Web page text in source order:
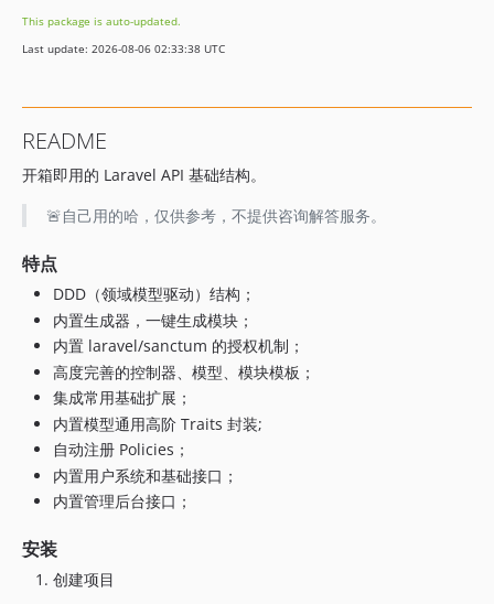
dev-dependabot/composer/laravel/tinker-2.9.0
dev-dependabot/composer/fakerphp/faker-1.23.1
dev-feat/ddd
This package is auto-updated.
Last update: 2026-08-06 02:33:38 UTC
README
开箱即用的 Laravel API 基础结构。
🚨自己用的哈，仅供参考，不提供咨询解答服务。
特点
DDD（领域模型驱动）结构；
内置生成器，一键生成模块；
内置 laravel/sanctum 的授权机制；
高度完善的控制器、模型、模块模板；
集成常用基础扩展；
内置模型通用高阶 Traits 封装;
自动注册 Policies；
内置用户系统和基础接口；
内置管理后台接口；
安装
创建项目